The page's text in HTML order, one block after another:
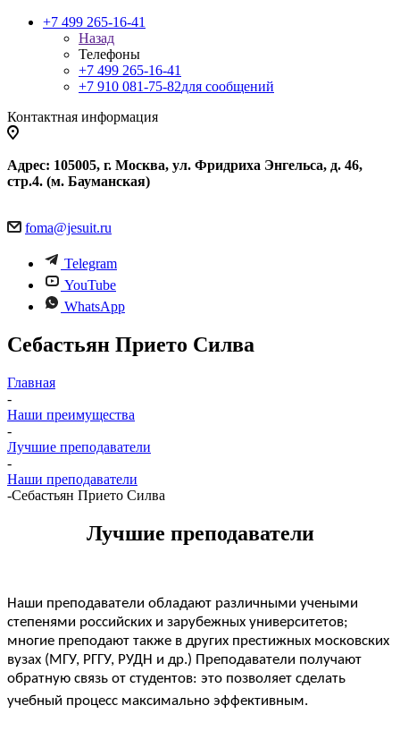
+7 499 265-16-41
Назад
Телефоны
+7 499 265-16-41
+7 910 081-75-82для сообщений
Контактная информация
Адрес: 105005, г. Москва, ул. Фридриха Энгельса, д. 46,
стр.4. (м. Бауманская)
foma@jesuit.ru
Telegram
YouTube
WhatsApp
Себастьян Прието Силва
Главная
-
Наши преимущества
-
Лучшие преподаватели
-
Наши преподаватели
-Себастьян Прието Силва
Лучшие преподаватели
Наши преподаватели обладают различными учеными
степенями российских и зарубежных университетов;
многие преподают также в других престижных московских
вузах (МГУ, РГГУ, РУДН и др.) Преподаватели получают
обратную связь от студентов: это позволяет сделать
учебный процесс максимально эффективным.